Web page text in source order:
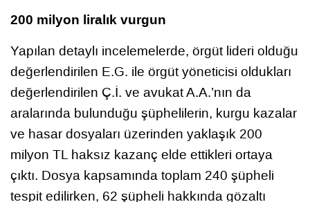
200 milyon liralık vurgun
Yapılan detaylı incelemelerde, örgüt lideri olduğu
değerlendirilen E.G. ile örgüt yöneticisi oldukları
değerlendirilen Ç.İ. ve avukat A.A.’nın da
aralarında bulunduğu şüphelilerin, kurgu kazalar
ve hasar dosyaları üzerinden yaklaşık 200
milyon TL haksız kazanç elde ettikleri ortaya
çıktı. Dosya kapsamında toplam 240 şüpheli
tespit edilirken, 62 şüpheli hakkında gözaltı